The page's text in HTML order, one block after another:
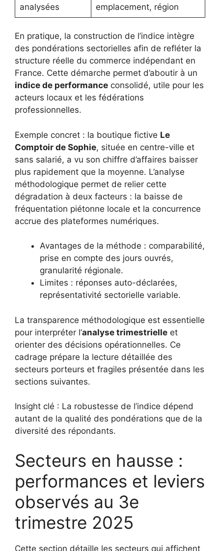
analysées
emplacement, région
En pratique, la construction de l’indice intègre
des pondérations sectorielles afin de refléter la
structure réelle du commerce indépendant en
France. Cette démarche permet d’aboutir à un
indice de performance consolidé, utile pour les
acteurs locaux et les fédérations
professionnelles.
Exemple concret : la boutique fictive Le
Comptoir de Sophie, située en centre-ville et
sans salarié, a vu son chiffre d’affaires baisser
plus rapidement que la moyenne. L’analyse
méthodologique permet de relier cette
dégradation à deux facteurs : la baisse de
fréquentation piétonne locale et la concurrence
accrue des plateformes numériques.
Avantages de la méthode : comparabilité,
prise en compte des jours ouvrés,
granularité régionale.
Limites : réponses auto-déclarées,
représentativité sectorielle variable.
La transparence méthodologique est essentielle
pour interpréter l’analyse trimestrielle et
orienter des décisions opérationnelles. Ce
cadrage prépare la lecture détaillée des
secteurs porteurs et fragiles présentée dans les
sections suivantes.
Insight clé : La robustesse de l’indice dépend
autant de la qualité des pondérations que de la
diversité des répondants.
Secteurs en hausse :
performances et leviers
observés au 3e
trimestre 2025
Cette section détaille les secteurs qui affichent